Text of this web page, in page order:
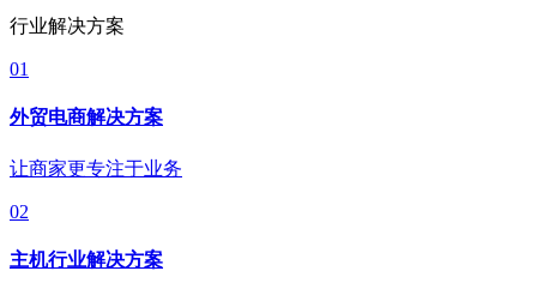
行业解决方案
01
外贸电商解决方案
让商家更专注于业务
02
主机行业解决方案